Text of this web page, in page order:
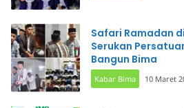
Safari Ramadan
Serukan
Bangun Bima
Kabar Bima 10 Maret